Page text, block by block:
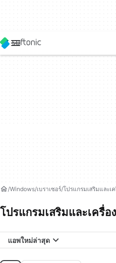
Windows เบราเซอร์ โปรแกรมเสริมและเ
โปรแกรมเสริมและเครื่อ
แอพใหม่ล่าสุด